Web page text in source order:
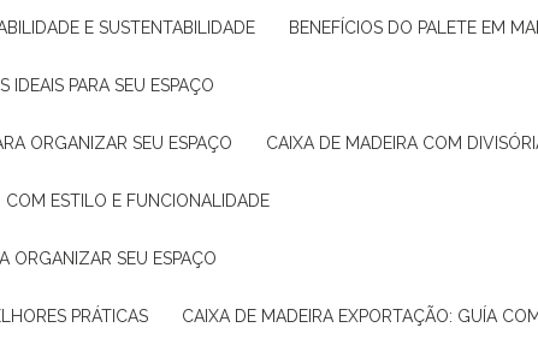
E SUSTENTABILIDADE BENEFÍCIOS DO PALETE EM
IDEAIS PARA SEU ESPAÇO
ORGANIZAR SEU ESPAÇO CAIXA DE MADEIRA COM
COM ESTILO E FUNCIONALIDADE
ORGANIZAR SEU ESPAÇO
PRÁTICAS CAIXA DE MADEIRA EXPORTAÇÃO: GUÍA